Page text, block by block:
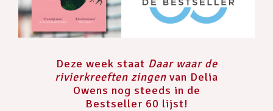
Deze week staat Daar waar de
rivierkreeften zingen van Delia
Owens nog steeds in de
Bestseller 60 lijst!